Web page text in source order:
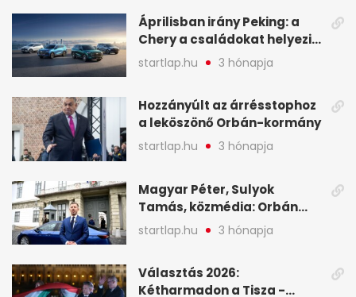
Áprilisban irány Peking: a
Chery a családokat helyezi
globális mobilitási
programja középpontjába
startlap.hu 3 hónapja
Hozzányúlt az árrésstophoz
a leköszönő Orbán-kormány
startlap.hu 3 hónapja
Magyar Péter, Sulyok
Tamás, közmédia: Orbán
Viktor április 13. óta hallgat,
közben pörögnek az
startlap.hu 3 hónapja
Választás 2026:
Kétharmadon a Tisza -